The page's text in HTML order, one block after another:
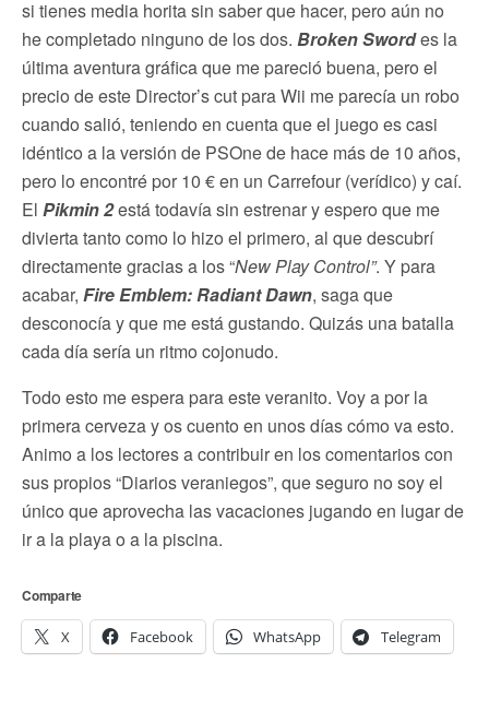
si tienes media horita sin saber que hacer, pero aún no
he completado ninguno de los dos. Broken Swordes la
última aventura gráfica que me pareció buena, pero el
precio de este Director’s cut para Wii me parecía un robo
cuando salió, teniendo en cuenta que el juego es casi
idéntico a la versión de PSOne de hace más de 10 años,
pero lo encontré por 10 € en un Carrefour (verídico) y caí.
El Pikmin 2está todavía sin estrenar y espero que me
divierta tanto como lo hizo el primero, al que descubrí
directamente gracias a los “New Play Control”. Y para
acabar, Fire Emblem: Radiant Dawn, saga que
desconocía y que me está gustando. Quizás una batalla
cada día sería un ritmo cojonudo.
Todo esto me espera para este veranito. Voy a por la
primera cerveza y os cuento en unos días cómo va esto.
Animo a los lectores a contribuir en los comentarios con
sus propios “Diarios veraniegos”, que seguro no soy el
único que aprovecha las vacaciones jugando en lugar de
ir a la playa o a la piscina.
Comparte
X Facebook WhatsApp Telegram